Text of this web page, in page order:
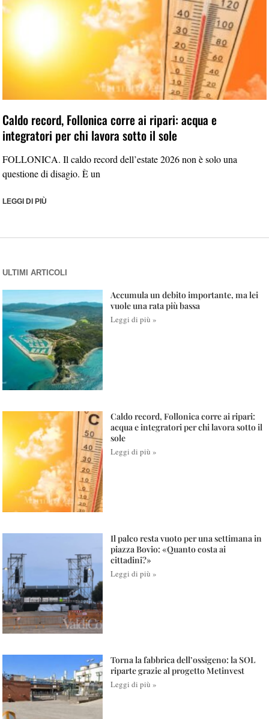
Caldo record, Follonica corre ai ripari: acqua e
integratori per chi lavora sotto il sole
FOLLONICA. Il caldo record dell’estate 2026 non è solo una
questione di disagio. È un
LEGGI DI PIÙ
ULTIMI ARTICOLI
Accumula un debito importante, ma lei
vuole una rata più bassa
Leggi di più »
Caldo record, Follonica corre ai ripari:
acqua e integratori per chi lavora sotto il
sole
Leggi di più »
Il palco resta vuoto per una settimana in
piazza Bovio: «Quanto costa ai
cittadini?»
Leggi di più »
Torna la fabbrica dell’ossigeno: la SOL
riparte grazie al progetto Metinvest
Leggi di più »